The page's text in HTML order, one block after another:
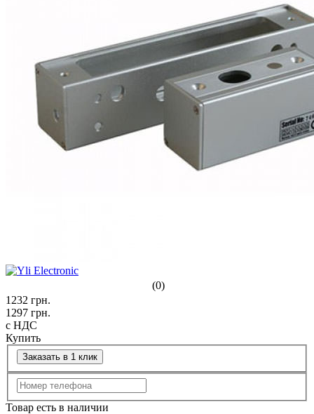
(0)
1232 грн.
1297 грн.
с НДС
Купить
Заказать в 1 клик
Товар есть в наличии